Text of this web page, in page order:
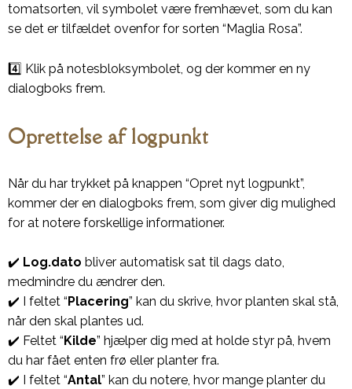
tomatsorten, vil symbolet være fremhævet, som du kan
se det er tilfældet ovenfor for sorten “Maglia Rosa”.
4️⃣ Klik på notesbloksymbolet, og der kommer en ny
dialogboks frem.
Oprettelse af logpunkt
Når du har trykket på knappen “Opret nyt logpunkt”,
kommer der en dialogboks frem, som giver dig mulighed
for at notere forskellige informationer.
✔️ Log.dato bliver automatisk sat til dags dato,
medmindre du ændrer den.
✔️ I feltet “ Placering” kan du skrive, hvor planten skal stå,
når den skal plantes ud.
✔️ Feltet “ Kilde” hjælper dig med at holde styr på, hvem
du har fået enten frø eller planter fra.
✔️ I feltet “Antal” kan du notere, hvor mange planter du